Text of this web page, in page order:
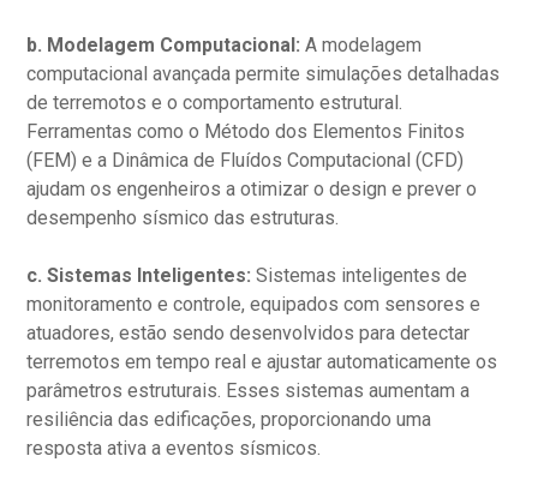
b. Modelagem Computacional: A modelagem
computacional avançada permite simulações detalhadas
de terremotos e o comportamento estrutural.
Ferramentas como o Método dos Elementos Finitos
(FEM) e a Dinâmica de Fluídos Computacional (CFD)
ajudam os engenheiros a otimizar o design e prever o
desempenho sísmico das estruturas.
c. Sistemas Inteligentes: Sistemas inteligentes de
monitoramento e controle, equipados com sensores e
atuadores, estão sendo desenvolvidos para detectar
terremotos em tempo real e ajustar automaticamente os
parâmetros estruturais. Esses sistemas aumentam a
resiliência das edificações, proporcionando uma
resposta ativa a eventos sísmicos.